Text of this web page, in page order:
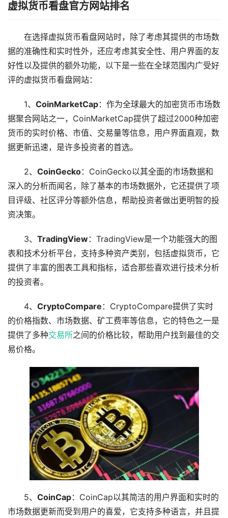
虚拟货币看盘官方网站排名
在选择虚拟货币看盘网站时，除了考虑其提供的市场数
据的准确性和实时性外，还应考虑其安全性、用户界面的友
好性以及提供的额外功能，以下是一些在全球范围内广受好
评的虚拟货币看盘网站：
1、 CoinMarketCap：作为全球最大的加密货币市场数
据聚合网站之一，CoinMarketCap提供了超过2000种加密
货币的实时价格、市值、交易量等信息，用户界面直观，数
据更新迅速，是许多投资者的首选。
2、 CoinGecko：CoinGecko以其全面的市场数据和
深入的分析而闻名，除了基本的市场数据外，它还提供了项
目评级、社区评分等额外信息，帮助投资者做出更明智的投
资决策。
3、 TradingView：TradingView是一个功能强大的图
表和技术分析平台，支持多种资产类别，包括虚拟货币，它
提供了丰富的图表工具和指标，适合那些喜欢进行技术分析
的投资者。
4、 CryptoCompare ：CryptoCompare提供了实时
的价格指数、市场数据、矿工费率等信息，它的特色之一是
提供了多种交易所之间的价格比较，帮助用户找到最佳的交
易价格。
5、 CoinCap：CoinCap以其简洁的用户界面和实时的
市场数据更新而受到用户的喜爱，它支持多种语言，并且提